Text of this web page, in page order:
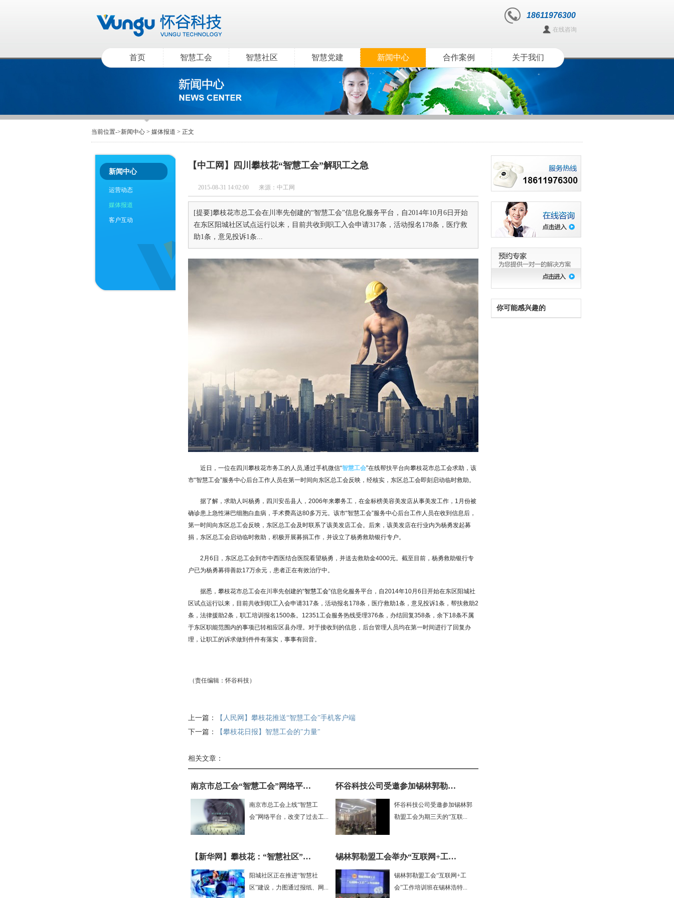
18611976300
在线咨询
首页 智慧工会 智慧社区 智慧党建 新闻中心 合作案例 关于我们
当前位置->新闻中心 > 媒体报道 > 正文
新闻中心
运营动态
媒体报道
客户互动
【中工网】四川攀枝花“智慧工会”解职工之急
2015-08-31 14:02:00 来源：中工网
[提要]攀枝花市总工会在川率先创建的“智慧工会”信息化服务平台，自2014年10月6日开始
在东区阳城社区试点运行以来，目前共收到职工入会申请317条，活动报名178条，医疗救
助1条，意见投诉1条...
近日，一位在四川攀枝花市务工的人员,通过手机微信“智慧工会”在线帮扶平台向攀枝花市总工会求助，该
市“智慧工会”服务中心后台工作人员在第一时间向东区总工会反映，经核实，东区总工会即刻启动临时救助。
据了解，求助人叫杨勇，四川安岳县人，2006年来攀务工，在金标榜美容美发店从事美发工作，1月份被
确诊患上急性淋巴细胞白血病，手术费高达80多万元。该市“智慧工会”服务中心后台工作人员在收到信息后，
第一时间向东区总工会反映，东区总工会及时联系了该美发店工会。后来，该美发店在行业内为杨勇发起募
捐，东区总工会启动临时救助，积极开展募捐工作，并设立了杨勇救助银行专户。
2月6日，东区总工会到市中西医结合医院看望杨勇，并送去救助金4000元。截至目前，杨勇救助银行专
户已为杨勇募得善款17万余元，患者正在有效治疗中。
据悉，攀枝花市总工会在川率先创建的“智慧工会”信息化服务平台，自2014年10月6日开始在东区阳城社
区试点运行以来，目前共收到职工入会申请317条，活动报名178条，医疗救助1条，意见投诉1条，帮扶救助2
条，法律援助2条，职工培训报名1500条。12351工会服务热线受理376条，办结回复358条，余下18条不属
于东区职能范围内的事项已转相应区县办理。对于接收到的信息，后台管理人员均在第一时间进行了回复办
理，让职工的诉求做到件件有落实，事事有回音。
（责任编辑：怀谷科技）
上一篇：
【人民网】攀枝花推送“智慧工会”手机客户端
下一篇：
【攀枝花日报】智慧工会的"力量"
相关文章：
南京市总工会“智慧工会”网络平台上线
南京市总工会上线“智慧工
会”网络平台，改变了过去工...
怀谷科技公司受邀参加锡林郭勒盟工会“互联网
怀谷科技公司受邀参加锡林郭
勒盟工会为期三天的“互联...
【新华网】攀枝花：“智慧社区”带来的便捷
阳城社区正在推进“智慧社
区”建设，力图通过报纸、网...
锡林郭勒盟工会举办“互联网+工会”工作培训班
锡林郭勒盟工会“互联网+工
会”工作培训班在锡林浩特...
你可能感兴趣的